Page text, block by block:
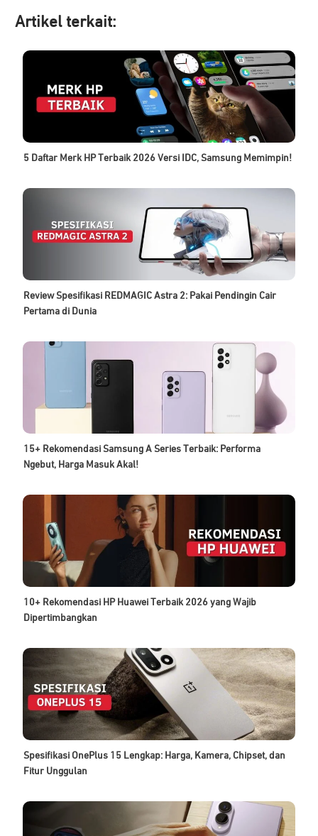
Artikel terkait:
5 Daftar Merk HP Terbaik 2026 Versi IDC, Samsung Memimpin!
Review Spesifikasi REDMAGIC Astra 2: Pakai Pendingin Cair
Pertama di Dunia
15+ Rekomendasi Samsung A Series Terbaik: Performa
Ngebut, Harga Masuk Akal!
10+ Rekomendasi HP Huawei Terbaik 2026 yang Wajib
Dipertimbangkan
Spesifikasi OnePlus 15 Lengkap: Harga, Kamera, Chipset, dan
Fitur Unggulan